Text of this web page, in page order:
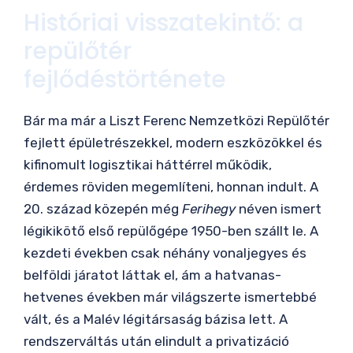
Históriai visszatekintő: a
repülőtér
fejlődéstörténete
Bár ma már a Liszt Ferenc Nemzetközi Repülőtér
fejlett épületrészekkel, modern eszközökkel és
kifinomult logisztikai háttérrel működik,
érdemes röviden megemlíteni, honnan indult. A
20. század közepén még Ferihegynéven ismert
légikikötő első repülőgépe 1950-ben szállt le. A
kezdeti években csak néhány vonaljegyes és
belföldi járatot láttak el, ám a hatvanas-
hetvenes években már világszerte ismertebbé
vált, és a Malév légitársaság bázisa lett. A
rendszerváltás után elindult a privatizáció